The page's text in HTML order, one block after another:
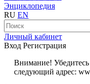
Энциклопедия
RU EN
Личный кабинет
Вход Регистрация
Внимание! Убедитесь
следующий адрес: